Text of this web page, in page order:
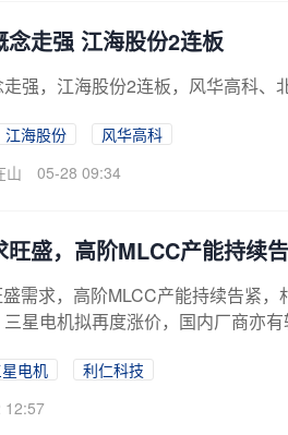
念走强 江海股份2连板
强，江海股份2连板，风华高科
江海股份
风华高科
山 05-28 09:34
盛，高阶MLCC产能持续
需求，高阶MLCC产能持续告紧
星电机拟再度涨价，国内厂商亦
电机
利仁科技
12:57